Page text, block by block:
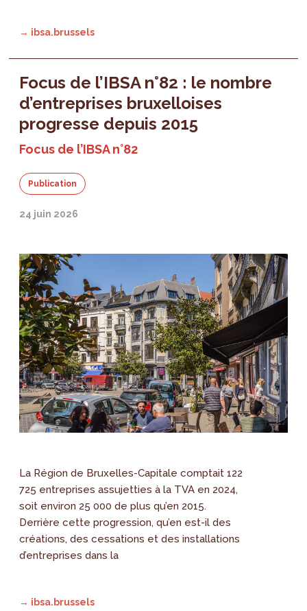
→ ibsa.brussels
Focus de l’IBSA n°82 : le nombre
d’entreprises bruxelloises
progresse depuis 2015
Focus de l’IBSA n°82
Publication
24 juin 2026
La Région de Bruxelles-Capitale comptait 122
725 entreprises assujetties à la TVA en 2024,
soit environ 25 000 de plus qu’en 2015.
Derrière cette progression, qu’en est-il des
créations, des cessations et des installations
d’entreprises dans la
→ ibsa.brussels